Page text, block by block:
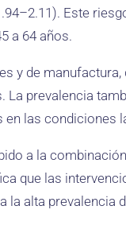
Este
a 64 años.
y de
prevalencia
las condiciones
a la
que las
la alta prevalencia